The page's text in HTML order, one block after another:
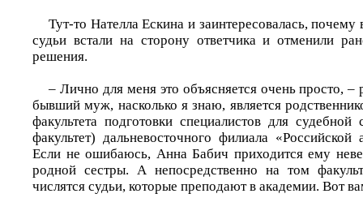
Тут-то Нателла Ескина и заинтересовалась,
судьи встали на сторону ответчика и отменили
решения.
– Лично для меня это объясняется очень просто,
бывший муж, насколько я знаю, является
факультета подготовки специалистов для
факультет) дальневосточного филиала «Российской
Если не ошибаюсь, Анна Бабич приходится ему
родной сестры. А непосредственно на том
числятся судьи, которые преподают в академии. Вот